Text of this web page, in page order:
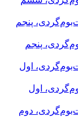
پنجم
اول